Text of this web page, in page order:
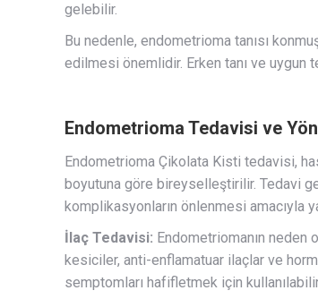
gelebilir.
Bu nedenle, endometrioma tanısı
edilmesi önemlidir. Erken tanı ve
Endometrioma Tedavisi ve
Endometrioma Çikolata Kisti tedavisi,
boyutuna göre bireyselleştirilir. Tedavi
komplikasyonların önlenmesi amacıyla
İlaç Tedavisi: Endometriomanın neden
kesiciler, anti-enflamatuar ilaçlar ve
semptomları hafifletmek için